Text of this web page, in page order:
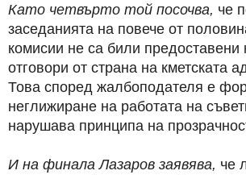
Като четвърто той посочва, че
заседанията на повече от
комисии не са били предоставени
отговори от страна на кметската
Това според жалбоподателя е
неглижиране на работата на
нарушава принципа на
И на финала Лазаров заявява, че